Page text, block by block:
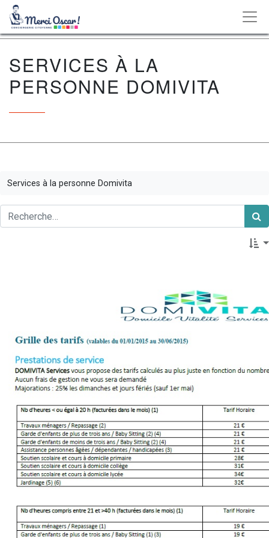
SERVICES À LA
PERSONNE DOMIVITA
Services à la personne Domivita